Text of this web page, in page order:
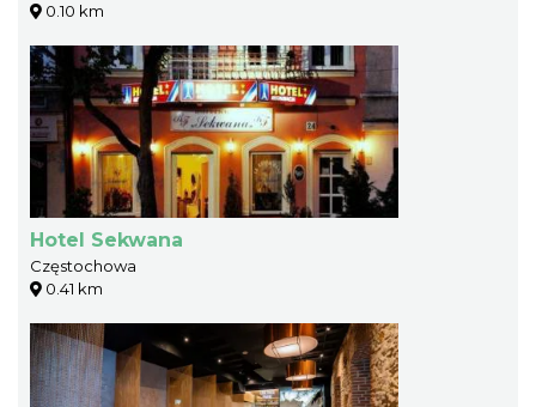
0.10 km
Hotel Sekwana
Częstochowa
0.41 km